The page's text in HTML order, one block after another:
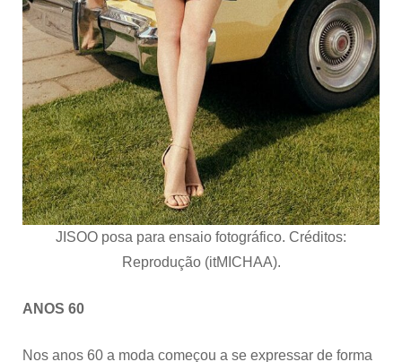
JISOO posa para ensaio fotográfico. Créditos:
Reprodução (itMICHAA).
ANOS 60
Nos anos 60 a moda começou a se expressar de forma